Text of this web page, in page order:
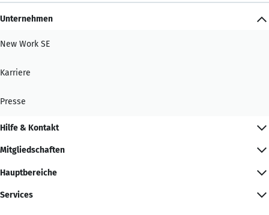
Unternehmen
New Work SE
Karriere
Presse
Hilfe & Kontakt
Mitgliedschaften
Hauptbereiche
Services